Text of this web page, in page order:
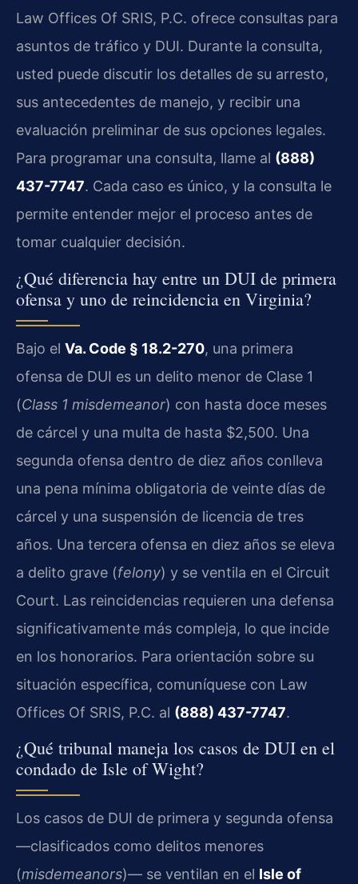
Law Offices Of SRIS, P.C. ofrece consultas para
asuntos de tráfico y DUI. Durante la consulta,
usted puede discutir los detalles de su arresto,
sus antecedentes de manejo, y recibir una
evaluación preliminar de sus opciones legales.
Para programar una consulta, llame al (888)
437-7747. Cada caso es único, y la consulta le
permite entender mejor el proceso antes de
tomar cualquier decisión.
¿Qué diferencia hay entre un DUI de primera
ofensa y uno de reincidencia en Virginia?
Bajo el Va. Code § 18.2-270, una primera
ofensa de DUI es un delito menor de Clase 1
(Class 1 misdemeanor) con hasta doce meses
de cárcel y una multa de hasta $2,500. Una
segunda ofensa dentro de diez años conlleva
una pena mínima obligatoria de veinte días de
cárcel y una suspensión de licencia de tres
años. Una tercera ofensa en diez años se eleva
a delito grave (felony) y se ventila en el Circuit
Court. Las reincidencias requieren una defensa
significativamente más compleja, lo que incide
en los honorarios. Para orientación sobre su
situación específica, comuníquese con Law
Offices Of SRIS, P.C. al (888) 437-7747.
¿Qué tribunal maneja los casos de DUI en el
condado de Isle of Wight?
Los casos de DUI de primera y segunda ofensa
—clasificados como delitos menores
(misdemeanors)— se ventilan en el Isle of